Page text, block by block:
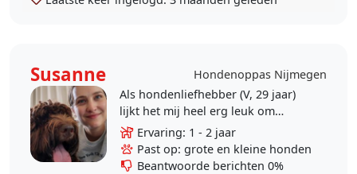
Susanne
Hondenoppas Nijmegen
Als hondenliefhebber (V, 29 jaar)
lijkt het mij heel erg leuk om
oppasadresje te vinden in
Nijmegen. Momenteel heb ik veel
vrijheid in mijn week..
Ervaring: 1 - 2 jaar
Past op: grote en kleine honden
Beantwoorde berichten 0%